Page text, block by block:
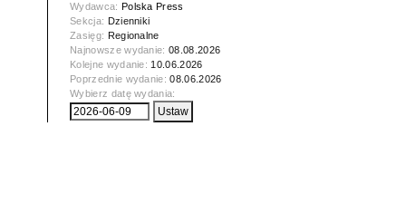
Wydawca: Polska Press
Sekcja: Dzienniki
Zasięg: Regionalne
Najnowsze wydanie:08.08.2026
Kolejne wydanie: 10.06.2026
Poprzednie wydanie:08.06.2026
Wybierz datę wydania: